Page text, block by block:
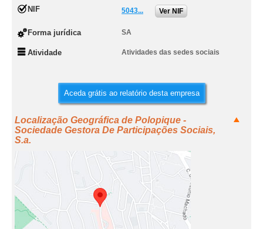
NIF 5043... Ver NIF
Forma jurídica SA
Atividade Atividades das sedes sociais
Aceda grátis ao relatório desta empresa
Localização Geográfica de Polopique -
Sociedade Gestora De Participações Sociais,
S.a.